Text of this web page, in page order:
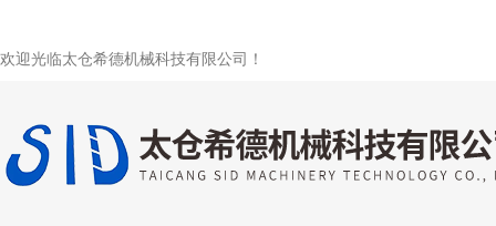
欢迎光临太仓希德机械科技有限公司！